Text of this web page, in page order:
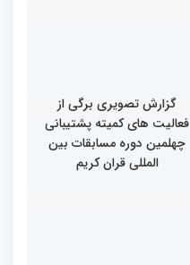
گزارش تصویری برگی از
فعالیت های کمیته پشتیبانی
چهلمین دوره مسابقات بین
المللی قران کریم